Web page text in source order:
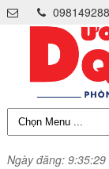
Ngày đăng: